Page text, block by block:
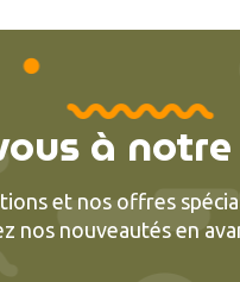
à
et nos offres
nos nouveautés en